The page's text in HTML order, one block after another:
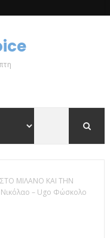
ΜΙΛΑΝΟ ΚΑΙ ΤΗΝ
– Ugo Φώσκολο